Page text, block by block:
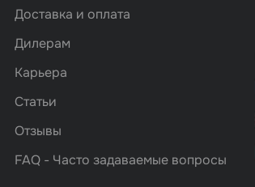
Доставка и оплата
Дилерам
Карьера
Статьи
Отзывы
FAQ - Часто задаваемые вопросы